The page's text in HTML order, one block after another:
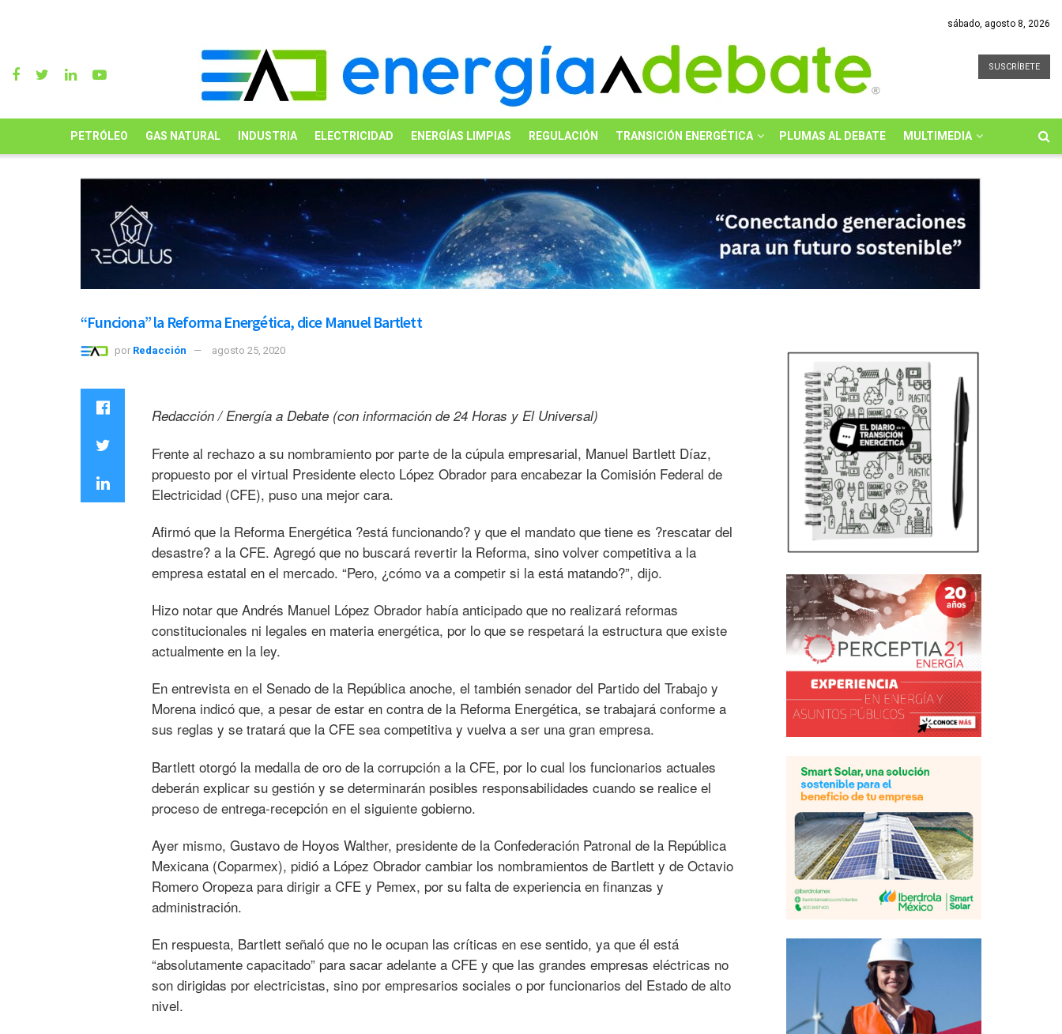
sábado, agosto 8, 2026
SUSCRÍBETE
PETRÓLEO GAS NATURAL INDUSTRIA ELECTRICIDAD ENERGÍAS LIMPIAS REGULACIÓN TRANSICIÓN ENERGÉTICA PLUMAS AL DEBATE MULTIMEDIA
“Funciona” la Reforma Energética, dice Manuel Bartlett
por Redacción agosto 25, 2020
Redacción / Energía a Debate (con información de 24 Horas y El Universal)
Frente al rechazo a su nombramiento por parte de la cúpula empresarial, Manuel Bartlett Díaz,
propuesto por el virtual Presidente electo López Obrador para encabezar la Comisión Federal de
Electricidad (CFE), puso una mejor cara.
Afirmó que la Reforma Energética ?está funcionando? y que el mandato que tiene es ?rescatar del
desastre? a la CFE. Agregó que no buscará revertir la Reforma, sino volver competitiva a la
empresa estatal en el mercado. “Pero, ¿cómo va a competir si la está matando?”, dijo.
Hizo notar que Andrés Manuel López Obrador había anticipado que no realizará reformas
constitucionales ni legales en materia energética, por lo que se respetará la estructura que existe
actualmente en la ley.
En entrevista en el Senado de la República anoche, el también senador del Partido del Trabajo y
Morena indicó que, a pesar de estar en contra de la Reforma Energética, se trabajará conforme a
sus reglas y se tratará que la CFE sea competitiva y vuelva a ser una gran empresa.
Bartlett otorgó la medalla de oro de la corrupción a la CFE, por lo cual los funcionarios actuales
deberán explicar su gestión y se determinarán posibles responsabilidades cuando se realice el
proceso de entrega-recepción en el siguiente gobierno.
Ayer mismo, Gustavo de Hoyos Walther, presidente de la Confederación Patronal de la República
Mexicana (Coparmex), pidió a López Obrador cambiar los nombramientos de Bartlett y de Octavio
Romero Oropeza para dirigir a CFE y Pemex, por su falta de experiencia en finanzas y
administración.
En respuesta, Bartlett señaló que no le ocupan las críticas en ese sentido, ya que él está
“absolutamente capacitado” para sacar adelante a CFE y que las grandes empresas eléctricas no
son dirigidas por electricistas, sino por empresarios sociales o por funcionarios del Estado de alto
nivel.